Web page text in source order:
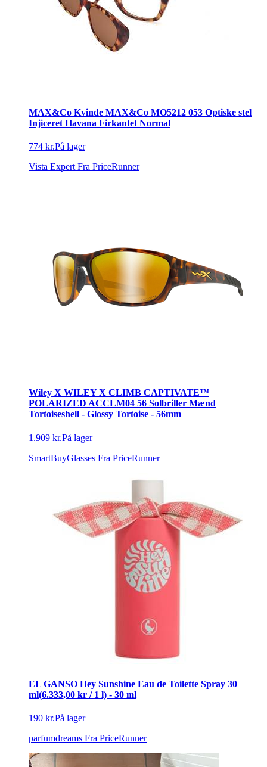
MAX&Co Kvinde MAX&Co MO5212 053 Optiske stel
Injiceret Havana Firkantet Normal
774 kr.På lager
Vista Expert Fra PriceRunner
Wiley X WILEY X CLIMB CAPTIVATE™
POLARIZED ACCLM04 56 Solbriller Mænd
Tortoiseshell - Glossy Tortoise - 56mm
1.909 kr.På lager
SmartBuyGlasses Fra PriceRunner
EL GANSO Hey Sunshine Eau de Toilette Spray 30
ml(6.333,00 kr / 1 l) - 30 ml
190 kr.På lager
parfumdreams Fra PriceRunner